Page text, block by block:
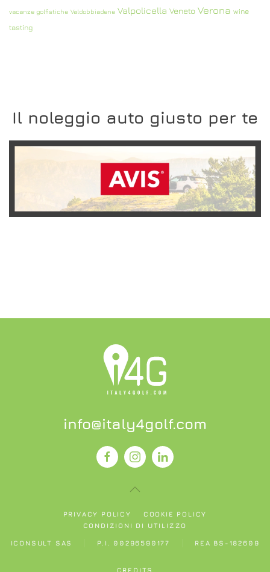
vacanze golfistiche Valdobbiadene Valpolicella Veneto Verona wine
tasting
Il noleggio auto giusto per te
SCOPRI L'OFFERTA
info@italy4golf.com
PRIVACY POLICY
COOKIE POLICY
CONDIZIONI DI UTILIZZO
ICONSULT SAS P.I. 00296590177 REA BS-182609
CREDITS